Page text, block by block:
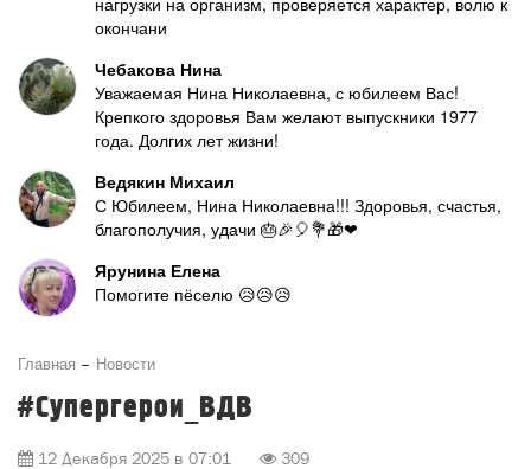
окончани
Чебакова Нина
Уважаемая Нина Николаевна, с юбилеем Вас!
Крепкого здоровья Вам желают выпускники 1977
года. Долгих лет жизни!
Ведякин Михаил
С Юбилеем, Нина Николаевна!!! Здоровья, счастья,
благополучия, удачи 🎂🎉🎈💐🎁❤
Ярунина Елена
Помогите пёселю 😥😥😥
Главная Новости
#Супергерои_ВДВ
12 Декабря 2025 в 07:01
309